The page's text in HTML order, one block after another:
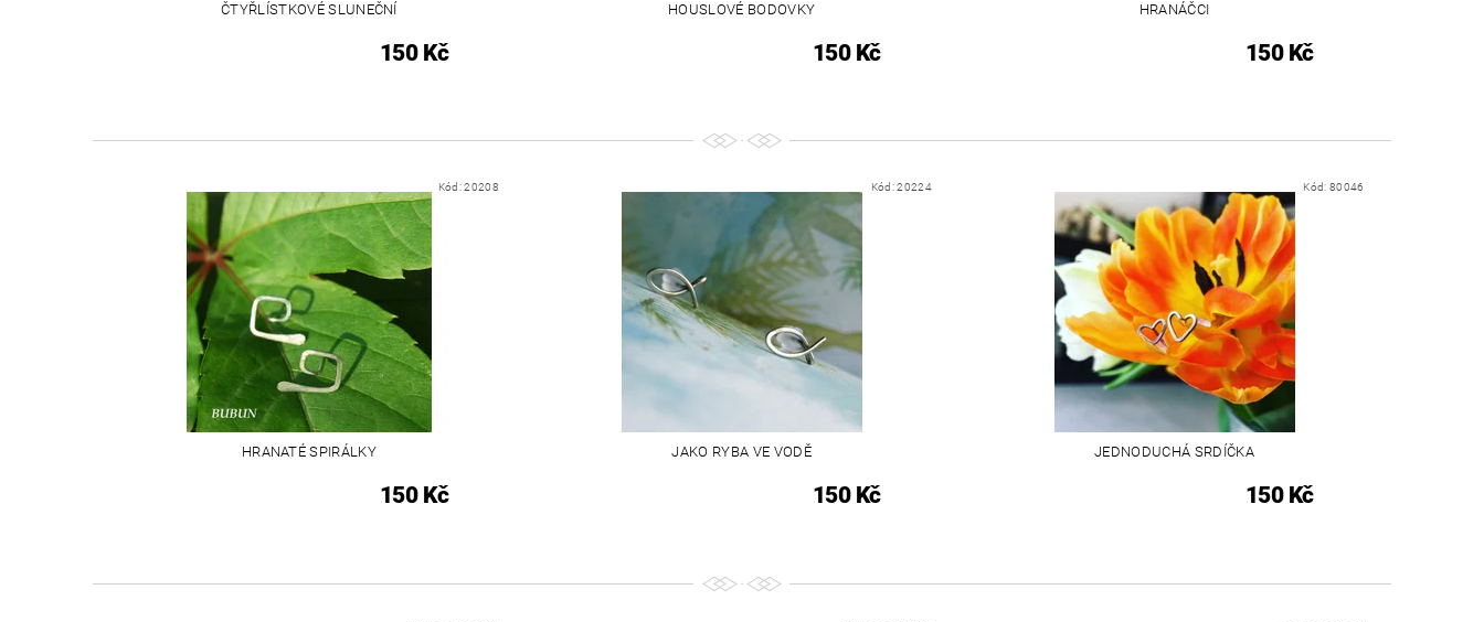
ČTYŘLÍSTKOVÉ SLUNEČNÍ
150 Kč
HOUSLOVÉ BODOVKY
150 Kč
HRANÁČCI
150 Kč
Kód:20208
HRANATÉ SPIRÁLKY
150 Kč
Kód:20224
JAKO RYBA VE VODĚ
150 Kč
Kód:80046
JEDNODUCHÁ SRDÍČKA
150 Kč